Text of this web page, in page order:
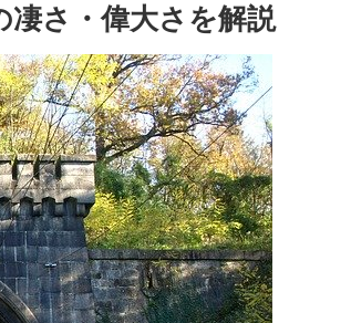
さ・偉大さを解説